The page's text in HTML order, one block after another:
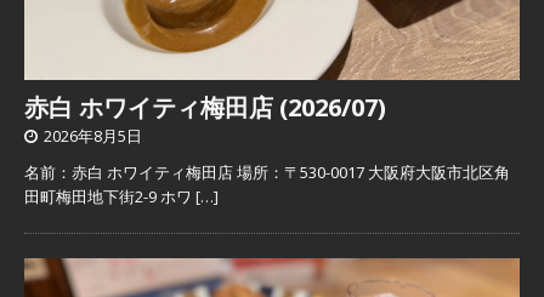
赤白 ホワイティ梅田店 (2026/07)
2026年8月5日
名前：赤白 ホワイティ梅田店 場所：〒530-0017 大阪府大阪市北区角
田町梅田地下街2-9 ホワ […]